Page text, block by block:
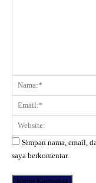
Komentar:
Simpan nama, email,
saya berkomentar.